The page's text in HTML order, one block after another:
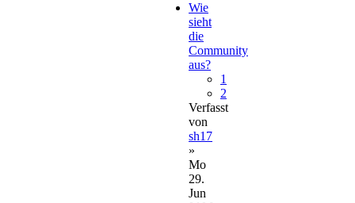
Wie
sieht
die
Community
aus?
1
2
Verfasst
von
sh17
»
Mo
29.
Jun